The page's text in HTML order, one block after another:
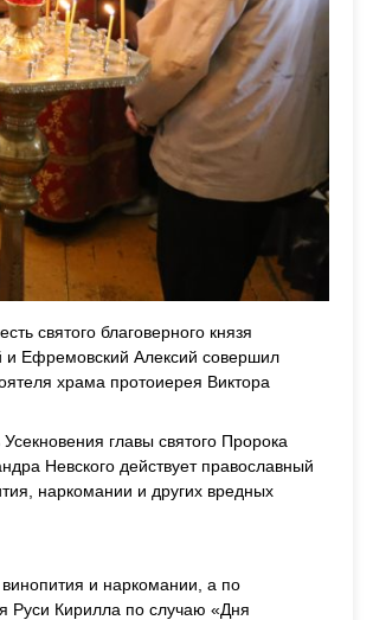
святого благоверного князя
и Ефремовский Алексий совершил
храма протоиерея Виктора
главы святого Пророка
Невского действует православный
наркомании и других вредных
и наркомании, а по
Руси Кирилла по случаю «Дня